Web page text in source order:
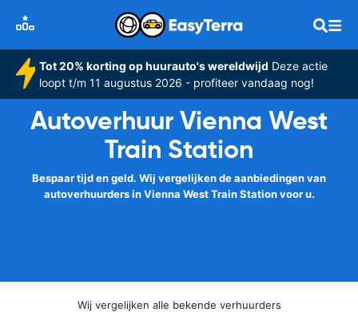
Tot 20% korting op huurauto's wereldwijd Deze actie
loopt t/m 11 augustus 2026 - profiteer vandaag nog!
Autoverhuur Vienna West
Train Station
Bespaar tijd en geld. Wij vergelijken de aanbiedingen van
autoverhuurders in Vienna West Train Station voor u.
Wij vergelijken alle bekende verhuurders